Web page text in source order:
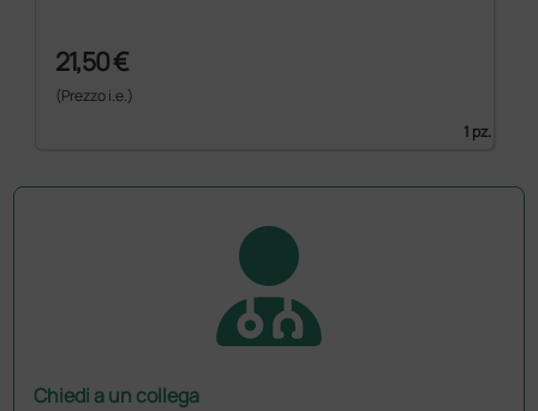
21,50 €
(Prezzo i.e.)
1 pz.
Chiedi a un collega